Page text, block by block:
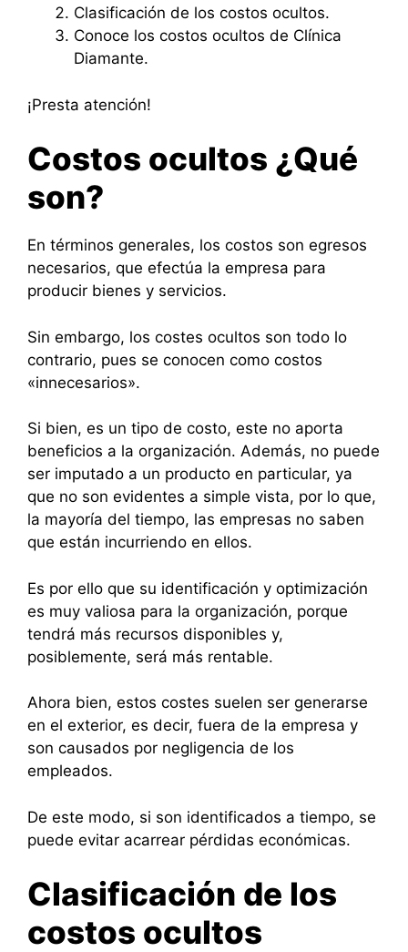
Clasificación de los costos ocultos.
Conoce los costos ocultos de Clínica
Diamante.
¡Presta atención!
Costos ocultos ¿Qué
son?
En términos generales, los costos son egresos
necesarios, que efectúa la empresa para
producir bienes y servicios.
Sin embargo, los costes ocultos son todo lo
contrario, pues se conocen como costos
«innecesarios».
Si bien, es un tipo de costo, este no aporta
beneficios a la organización. Además, no puede
ser imputado a un producto en particular, ya
que no son evidentes a simple vista, por lo que,
la mayoría del tiempo, las empresas no saben
que están incurriendo en ellos.
Es por ello que su identificación y optimización
es muy valiosa para la organización, porque
tendrá más recursos disponibles y,
posiblemente, será más rentable.
Ahora bien, estos costes suelen ser generarse
en el exterior, es decir, fuera de la empresa y
son causados por negligencia de los
empleados.
De este modo, si son identificados a tiempo, se
puede evitar acarrear pérdidas económicas.
Clasificación de los
costos ocultos